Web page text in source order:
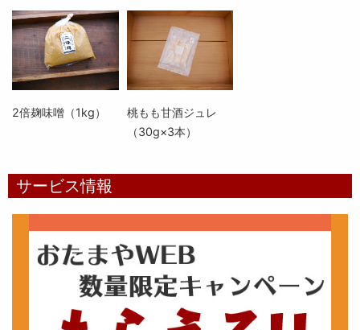
2倍麹味噌（1kg）
桃もも甘酒ジュレ
（30g×3本）
サービス情報